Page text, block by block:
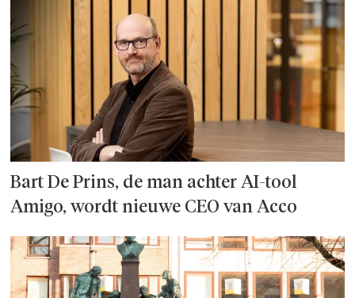
Bart De Prins, de man achter AI-tool
Amigo, wordt nieuwe CEO van Acco